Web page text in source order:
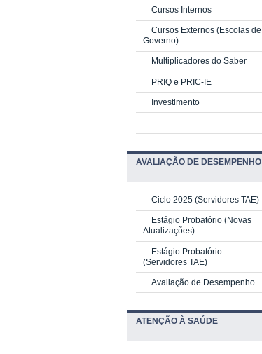
Cursos Internos
Cursos Externos (Escolas de
Governo)
Multiplicadores do Saber
PRIQ e PRIC-IE
Investimento
AVALIAÇÃO DE DESEMPENHO
Ciclo 2025 (Servidores TAE)
Estágio Probatório (Novas
Atualizações)
Estágio Probatório
(Servidores TAE)
Avaliação de Desempenho
ATENÇÃO À SAÚDE